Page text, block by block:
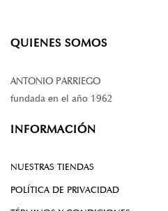
QUIENES SOMOS
ANTONIO PARRIEGO
fundada en el año 1962
INFORMACIÓN
NUESTRAS TIENDAS
POLÍTICA DE PRIVACIDAD